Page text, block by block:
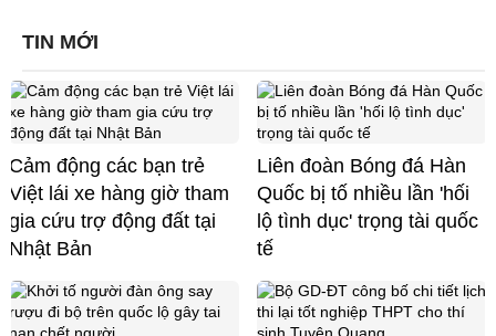
TIN MỚI
Cảm động các bạn trẻ
Việt lái xe hàng giờ tham
gia cứu trợ động đất tại
Nhật Bản
Liên đoàn Bóng đá Hàn
Quốc bị tố nhiều lần 'hối
lộ tình dục' trọng tài quốc
tế